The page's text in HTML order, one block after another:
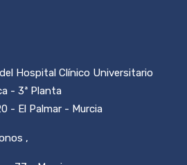
Hospital Clínico Universitario
- 3ª Planta
- El Palmar - Murcia
,